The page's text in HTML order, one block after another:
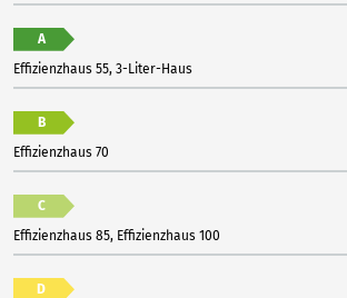
A
Effizienzhaus 55, 3-Liter-Haus
B
Effizienzhaus 70
C
Effizienzhaus 85, Effizienzhaus 100
D